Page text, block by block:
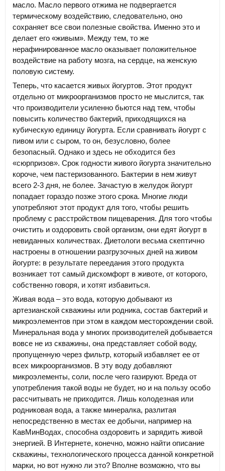
масло. Масло первого отжима не подвергается
термическому воздействию, следовательно, оно
сохраняет все свои полезные свойства. Именно это и
делает его «живым». Между тем, то же
нерафинированное масло оказывает положительное
воздействие на работу мозга, на сердце, на женскую
половую систему.
Теперь, что касается живых йогуртов. Этот продукт
отдельно от микроорганизмов просто не мыслится, так
что производители усиленно бьются над тем, чтобы
повысить количество бактерий, приходящихся на
кубическую единицу йогурта. Если сравнивать йогурт с
пивом или с сыром, то он, безусловно, более
безопасный. Однако и здесь не обходится без
«сюрпризов». Срок годности живого йогурта значительно
короче, чем пастеризованного. Бактерии в нем живут
всего 2-3 дня, не более. Зачастую в желудок йогурт
попадает гораздо позже этого срока. Многие люди
употребляют этот продукт для того, чтобы решить
проблему с расстройством пищеварения. Для того чтобы
очистить и оздоровить свой организм, они едят йогурт в
невиданных количествах. Диетологи весьма скептично
настроены в отношении разгрузочных дней на живом
йогурте: в результате переедания этого продукта
возникает тот самый дискомфорт в животе, от которого,
собственно говоря, и хотят избавиться.
Живая вода – это вода, которую добывают из
артезианской скважины или родника, состав бактерий и
микроэлементов при этом в каждом месторождении свой.
Минеральная вода у многих производителей добывается
вовсе не из скважины, она представляет собой воду,
пропущенную через фильтр, который избавляет ее от
всех микроорганизмов. В эту воду добавляют
микроэлементы, соли, после чего газируют. Вреда от
употребления такой воды не будет, но и на пользу особо
рассчитывать не приходится. Лишь колодезная или
родниковая вода, а также минералка, разлитая
непосредственно в местах ее добычи, например на
КавМинВодах, способна оздоровить и зарядить живой
энергией. В Интернете, конечно, можно найти описание
скважины, технологического процесса данной конкретной
марки, но вот нужно ли это? Вполне возможно, что вы